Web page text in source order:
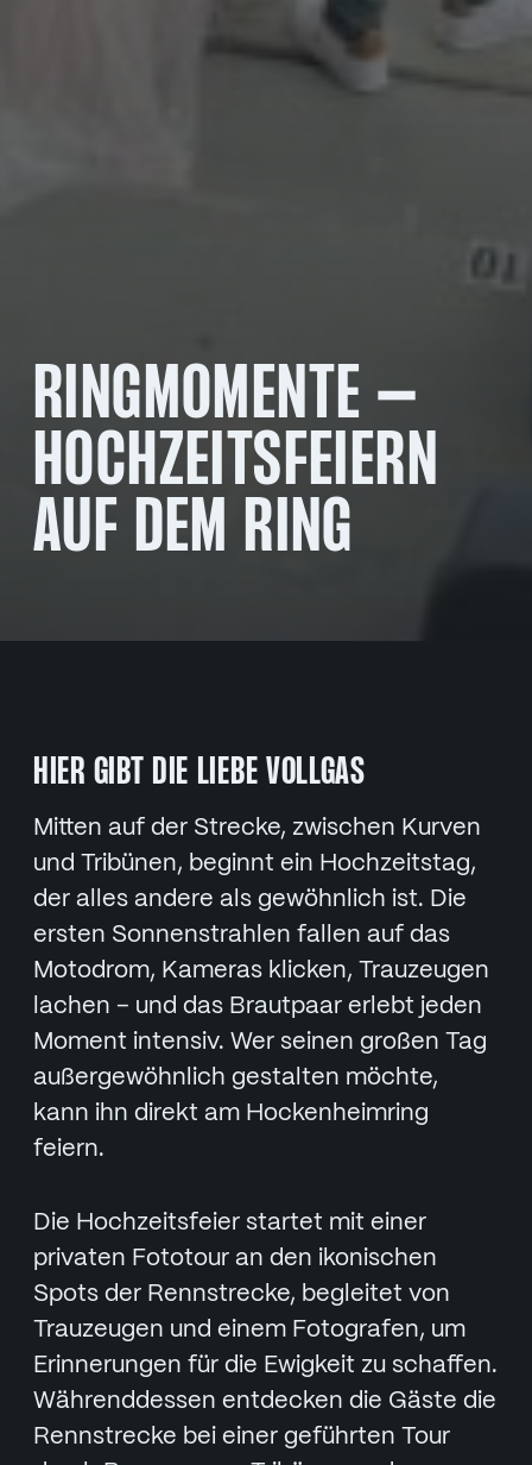
RINGMOMENTE –
HOCHZEITSFEIERN
AUF DEM RING
HIER GIBT DIE LIEBE VOLLGAS
Mitten auf der Strecke, zwischen Kurven
und Tribünen, beginnt ein Hochzeitstag,
der alles andere als gewöhnlich ist. Die
ersten Sonnenstrahlen fallen auf das
Motodrom, Kameras klicken, Trauzeugen
lachen – und das Brautpaar erlebt jeden
Moment intensiv. Wer seinen großen Tag
außergewöhnlich gestalten möchte,
kann ihn direkt am Hockenheimring
feiern.
Die Hochzeitsfeier startet mit einer
privaten Fototour an den ikonischen
Spots der Rennstrecke, begleitet von
Trauzeugen und einem Fotografen, um
Erinnerungen für die Ewigkeit zu schaffen.
Währenddessen entdecken die Gäste die
Rennstrecke bei einer geführten Tour